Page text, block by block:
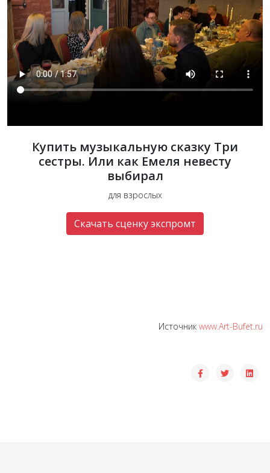
Купить музыкальную сказку Три
сестры. Или как Емеля невесту
выбирал
для взрослых
Скачать сценку экспромт
Источник www.Art-Bufet.ru